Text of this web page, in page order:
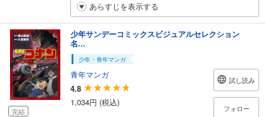
あらすじを表示する
完結
少年サンデーコミックスビジュアルセレクション
名...
少年・青年マンガ
青年マンガ
4.8
1,034円 (税込)
試し読み
フォロー